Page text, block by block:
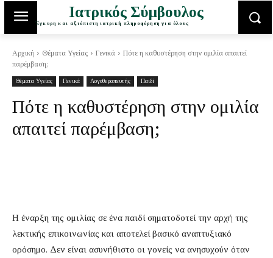
Ιατρικός Σύμβουλος
Έγκυρη και αξιόπιστη ιατρική πληροφόρηση για όλους
Αρχική Θέματα Υγείας Γενικά
Πότε η καθυστέρηση στην ομιλία απαιτεί
παρέμβαση;
Θέματα Υγείας Γενικά Λογοθεραπευτής Παιδί
Πότε η καθυστέρηση στην ομιλία
απαιτεί παρέμβαση;
Η έναρξη της ομιλίας σε ένα παιδί σηματοδοτεί την αρχή της
λεκτικής επικοινωνίας και αποτελεί βασικό αναπτυξιακό
ορόσημο. Δεν είναι ασυνήθιστο οι γονείς να ανησυχούν όταν